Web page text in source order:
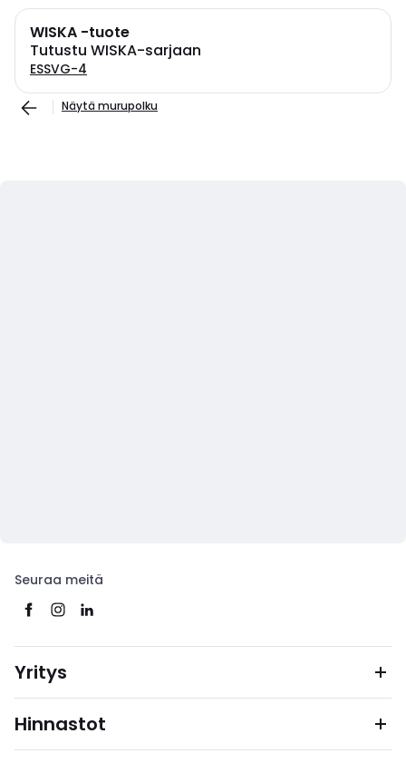
WISKA -tuote
Tutustu WISKA-sarjaan
ESSVG-4
Näytä murupolku
Seuraa meitä
Yritys
Hinnastot